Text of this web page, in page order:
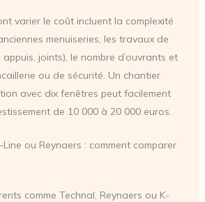
varier le coût incluent la complexité
menuiseries, les travaux de
joints), le nombre d’ouvrants et
ou de sécurité. Un chantier
avec dix fenêtres peut facilement
de 10 000 à 20 000 euros.
Line ou Reynaers : comment comparer
comme Technal, Reynaers ou K-